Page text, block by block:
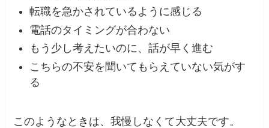
転職を急かされているように感じる
電話のタイミングが合わない
もう少し考えたいのに、話が早く進む
こちらの不安を聞いてもらえていない気がす
る
このようなときは、我慢しなくて大丈夫です。